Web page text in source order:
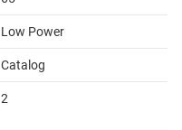
Low Power
Catalog
2